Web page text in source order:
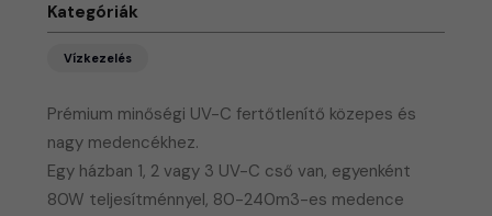
Prémium minőségi UV-C fertőtlenítő közepes és
nagy medencékhez.
Egy házban 1, 2 vagy 3 UV-C cső van, egyenként
80W teljesítménnyel, 80-240m3-es medence
Kategóriák
Vízkezelés